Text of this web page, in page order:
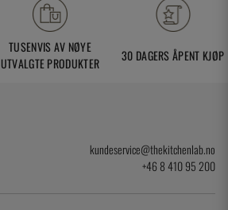
TUSENVIS AV NØYE
UTVALGTE PRODUKTER
30 DAGERS ÅPENT KJØP
kundeservice@thekitchenlab.no
+46 8 410 95 200